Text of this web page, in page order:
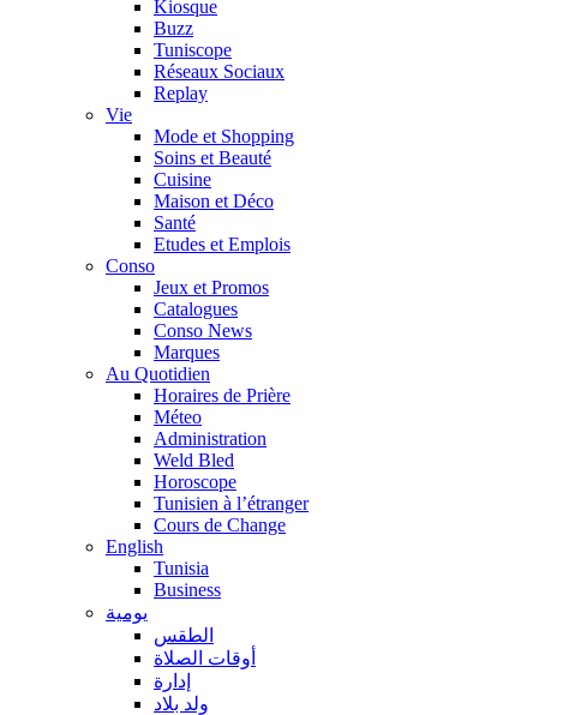
Kiosque
Buzz
Tuniscope
Réseaux Sociaux
Replay
Vie
Mode et Shopping
Soins et Beauté
Cuisine
Maison et Déco
Santé
Etudes et Emplois
Conso
Jeux et Promos
Catalogues
Conso News
Marques
Au Quotidien
Horaires de Prière
Méteo
Administration
Weld Bled
Horoscope
Tunisien à l’étranger
Cours de Change
English
Tunisia
Business
يومية
الطقس
أوقات الصلاة
إدارة
ولد بلاد